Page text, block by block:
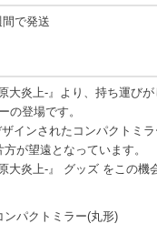
で発送
大炎上-』より、持ち運び
の登場です。
インされたコンパクトミラ
が望遠となっています。
大炎上-』 グッズ をこの機
ンパクトミラー(丸形)